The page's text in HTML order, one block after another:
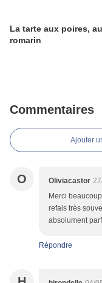
La tarte aux poires,
romarin
Commentaires
Ajouter
O Oliviacastor
Merci
refais très
absolument
Répondre